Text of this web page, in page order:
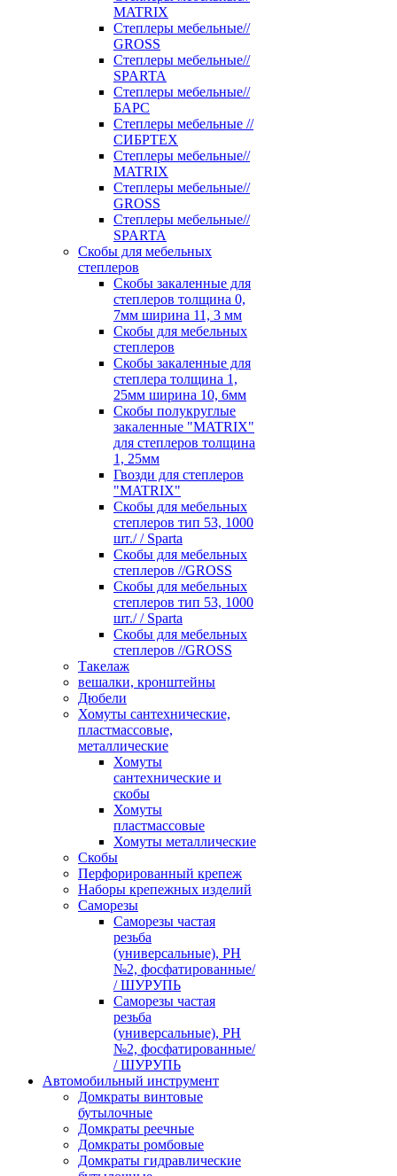
MATRIX
Степлеры мебельные//
GROSS
Степлеры мебельные//
SPARTA
Степлеры мебельные//
БАРС
Степлеры мебельные //
СИБРТЕХ
Степлеры мебельные//
MATRIX
Степлеры мебельные//
GROSS
Степлеры мебельные//
SPARTA
Скобы для мебельных
степлеров
Скобы закаленные для
степлеров толщина 0,
7мм ширина 11, 3 мм
Скобы для мебельных
степлеров
Скобы закаленные для
степлера толщина 1,
25мм ширина 10, 6мм
Скобы полукруглые
закаленные "MATRIX"
для степлеров толщина
1, 25мм
Гвозди для степлеров
"MATRIX"
Скобы для мебельных
степлеров тип 53, 1000
шт./ / Sparta
Скобы для мебельных
степлеров //GROSS
Скобы для мебельных
степлеров тип 53, 1000
шт./ / Sparta
Скобы для мебельных
степлеров //GROSS
Такелаж
вешалки, кронштейны
Дюбели
Хомуты сантехнические,
пластмассовые,
металлические
Хомуты
сантехнические и
скобы
Хомуты
пластмассовые
Хомуты металлические
Скобы
Перфорированный крепеж
Наборы крепежных изделий
Саморезы
Саморезы частая
резьба
(универсальные), PH
№2, фосфатированные/
/ ШУРУПЬ
Саморезы частая
резьба
(универсальные), PH
№2, фосфатированные/
/ ШУРУПЬ
Автомобильный инструмент
Домкраты винтовые
бутылочные
Домкраты реечные
Домкраты ромбовые
Домкраты гидравлические